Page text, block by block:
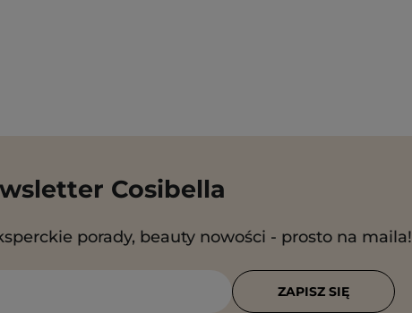
Cosibella
porady, beauty nowości - prosto na maila!
ZAPISZ SIĘ